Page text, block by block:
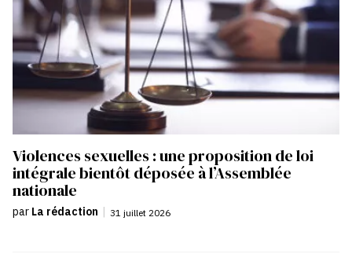
Violences sexuelles : une proposition de loi
intégrale bientôt déposée à l’Assemblée
nationale
par La rédaction | 31 juillet 2026